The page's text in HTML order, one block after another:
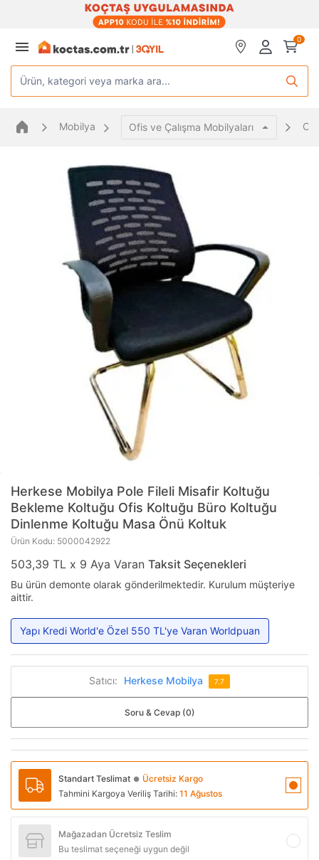
0
Ürün, kategori veya marka ara...
Mobilya Ofis ve Çalışma Mobilyaları
Herkese Mobilya Pole Fileli Misafir Koltuğu
Bekleme Koltuğu Ofis Koltuğu Büro Koltuğu
Dinlenme Koltuğu Masa Önü Koltuk
Ürün Kodu: 5000042922
503,39 TL x 9 Aya Varan Taksit Seçenekleri
Bu ürün demonte olarak gönderilmektedir. Kurulum müşteriye
aittir.
Yapı Kredi World'e Özel 550 TL'ye Varan Worldpuan
Satıcı: Herkese Mobilya 7.7
Soru & Cevap (0)
Standart Teslimat ● Ücretsiz Kargo
Tahmini Kargoya Veriliş Tarihi: 11 Ağustos
Mağazadan Ücretsiz Teslim
Bu teslimat seçeneği uygun değil